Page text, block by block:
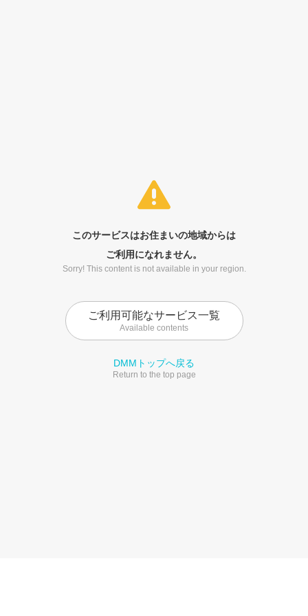
このサービスはお住まいの地域からは
ご利用になれません。
Sorry! This content is not available in your region.
ご利用可能なサービス一覧
Available contents
DMMトップへ戻る
Return to the top page